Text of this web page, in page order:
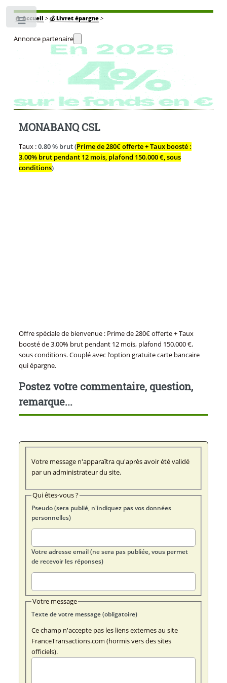
🏠Accueil > 💰 Livret épargne>
Annonce partenaire
MONABANQ CSL
Taux :0.80 % brut (Prime de 280€ offerte + Taux boosté :
3.00% brut pendant 12 mois, plafond 150.000 €, sous
conditions)
Offre spéciale de bienvenue : Prime de 280€ offerte + Taux
boosté de 3.00% brut pendant 12 mois, plafond 150.000 €,
sous conditions. Couplé avec l’option gratuite carte bancaire
qui épargne.
Postez votre commentaire, question,
remarque...
Votre message n'apparaîtra qu'après avoir été validé
par un administrateur du site.
Qui êtes-vous ?
Pseudo (sera publié, n'indiquez pas vos données
personnelles)
Votre adresse email (ne sera pas publiée, vous permet
de recevoir les réponses)
Votre message
Texte de votre message (obligatoire)
Ce champ n'accepte pas les liens externes au site
FranceTransactions.com (hormis vers des sites
officiels).
Toggle